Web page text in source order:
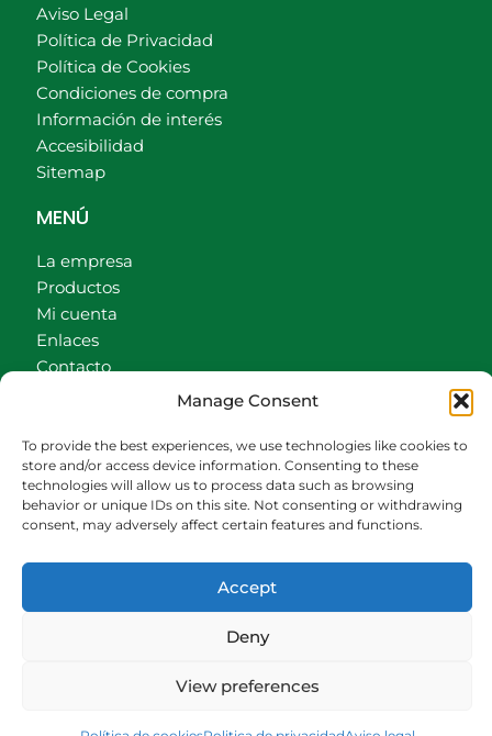
Manage Consent
To provide the best experiences, we use technologies like cookies to
store and/or access device information. Consenting to these
technologies will allow us to process data such as browsing
behavior or unique IDs on this site. Not consenting or withdrawing
consent, may adversely affect certain features and functions.
Accept
Deny
View preferences
Aviso Legal
Política de Privacidad
Política de Cookies
Condiciones de compra
Información de interés
Accesibilidad
Sitemap
MENÚ
La empresa
Productos
Mi cuenta
Enlaces
Contacto
CONTACTO
942540013
696426646
609472979
comercial@bediaycabarga.com
Fdez. Hontoria 20. Astillero. 39610 Cantabria
De lunes a viernes de 8:30 a 13:00 y de 15:00 a